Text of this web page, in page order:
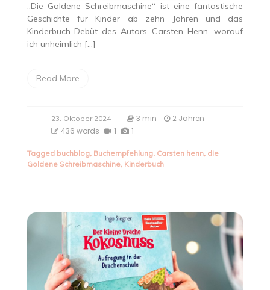
„Die Goldene Schreibmaschine“ ist eine fantastische
Geschichte für Kinder ab zehn Jahren und das
Kinderbuch-Debüt des Autors Carsten Henn, worauf
ich unheimlich […]
Read More
23. Oktober 2024 3 min
2 Jahren
436 words
1 1
Tagged buchblog, Buchempfehlung, Carsten henn, die
Goldene Schreibmaschine, Kinderbuch